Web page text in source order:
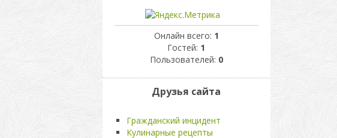
Онлайн всего: 1
Гостей: 1
Пользователей: 0
Друзья сайта
Гражданский инцидент
Кулинарные рецепты